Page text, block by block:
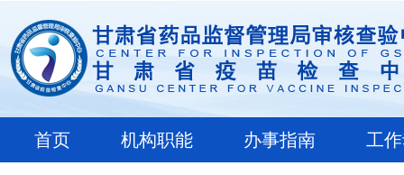
首页 机构职能 办事指南 工